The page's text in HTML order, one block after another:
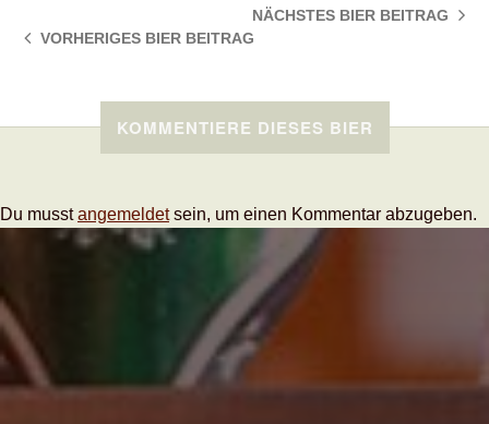
NÄCHSTES BIERBEITRAG
VORHERIGES BIER BEITRAG
KOMMENTIERE DIESES BIER
Du musstangemeldetsein, um einen Kommentar abzugeben.